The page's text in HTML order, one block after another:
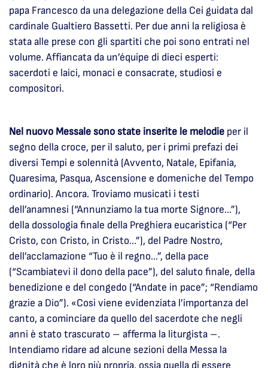
papa Francesco da una delegazione della Cei guidata dal
cardinale Gualtiero Bassetti. Per due anni la religiosa è
stata alle prese con gli spartiti che poi sono entrati nel
volume. Affiancata da un’équipe di dieci esperti:
sacerdoti e laici, monaci e consacrate, studiosi e
compositori.
Nel nuovo Messale sono state inserite le melodie per il
segno della croce, per il saluto, per i primi prefazi dei
diversi Tempi e solennità (Avvento, Natale, Epifania,
Quaresima, Pasqua, Ascensione e domeniche del Tempo
ordinario). Ancora. Troviamo musicati i testi
dell’anamnesi (“Annunziamo la tua morte Signore...”),
della dossologia finale della Preghiera eucaristica (“Per
Cristo, con Cristo, in Cristo...”), del Padre Nostro,
dell’acclamazione “Tuo è il regno...”, della pace
(“Scambiatevi il dono della pace”), del saluto finale, della
benedizione e del congedo (“Andate in pace”; “Rendiamo
grazie a Dio”). «Così viene evidenziata l’importanza del
canto, a cominciare da quello del sacerdote che negli
anni è stato trascurato – afferma la liturgista –.
Intendiamo ridare ad alcune sezioni della Messa la
dignità che è loro più propria, ossia quella di essere